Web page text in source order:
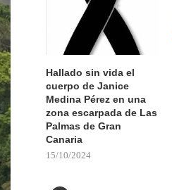
Hallado sin vida el
cuerpo de Janice
Medina Pérez en una
zona escarpada de Las
Palmas de Gran
Canaria
15/10/2024